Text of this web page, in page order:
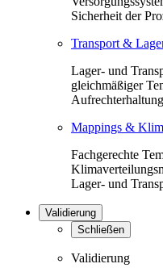
Sicherheit der
Transport &
Lager- und
gleichmäßiger
Mappings &
Fachgerechte
Lager- und
Validierung
Schließen
Validierung